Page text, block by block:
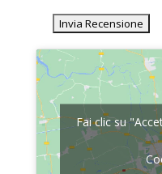
Fai clic su